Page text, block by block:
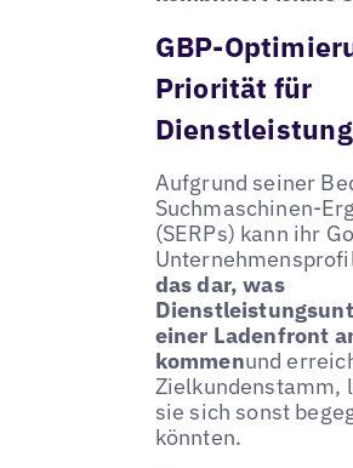
GBP-
Priorität für
Aufgrund seiner
Suchmaschinen-
(SERPs) kann ihr
das dar, was
einer Ladenfront
kommenund
Zielkundenstamm,
sie sich sonst
könnten.